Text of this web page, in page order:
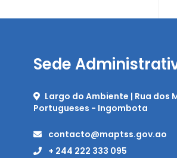
Sede
Largo do Ambiente | Rua dos
Portugueses - Ingombota
contacto@maptss.gov.ao
+ 244 222 333 095